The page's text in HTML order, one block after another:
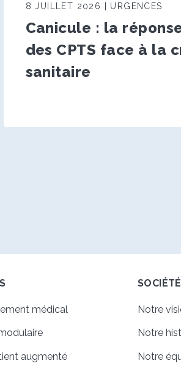
8 JUILLET 2026 | URGENCES
Canicule : la
des CPTS face à la
sanitaire
médical
augmenté
SOCIÉTÉ
Notre
Notre
Notre